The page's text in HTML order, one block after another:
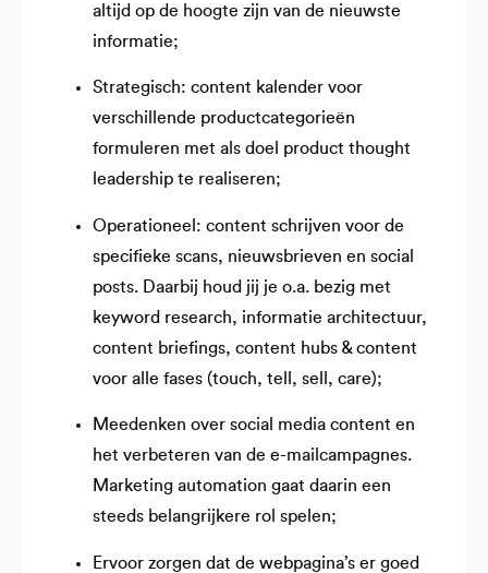
altijd op de hoogte zijn van de nieuwste
informatie;
Strategisch: content kalender voor
verschillende productcategorieën
formuleren met als doel product thought
leadership te realiseren;
Operationeel: content schrijven voor de
specifieke scans, nieuwsbrieven en social
posts. Daarbij houd jij je o.a. bezig met
keyword research, informatie architectuur,
content briefings, content hubs & content
voor alle fases (touch, tell, sell, care);
Meedenken over social media content en
het verbeteren van de e-mailcampagnes.
Marketing automation gaat daarin een
steeds belangrijkere rol spelen;
Ervoor zorgen dat de webpagina’s er goed